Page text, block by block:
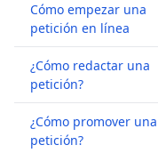
Cómo empezar una
petición en línea
¿Cómo redactar una
petición?
¿Cómo promover una
petición?